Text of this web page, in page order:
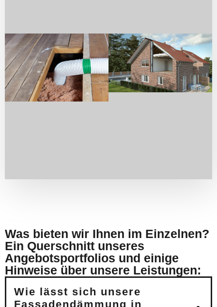
Was bieten wir Ihnen im Einzelnen?
Ein Querschnitt unseres
Angebotsportfolios und einige
Hinweise über unsere Leistungen:
Wie lässt sich unsere
Fassadendämmung in